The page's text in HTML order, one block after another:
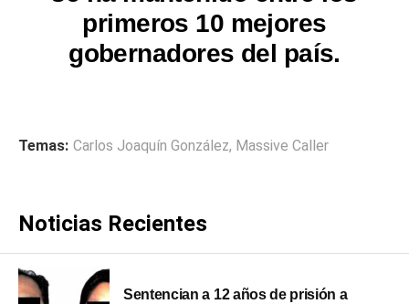
primeros 10 mejores
gobernadores del país.
Temas: Carlos Joaquín González, Massive Caller
Noticias Recientes
Sentencian a 12 años de prisión a